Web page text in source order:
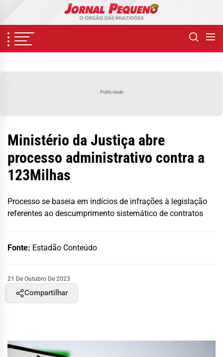
content
Publicidade
Ministério da Justiça abre
processo administrativo contra a
123Milhas
Processo se baseia em indícios de infrações à legislação
referentes ao descumprimento sistemático de contratos
Fonte: Estadão Conteúdo
21 De Outubro De 2023
Compartilhar